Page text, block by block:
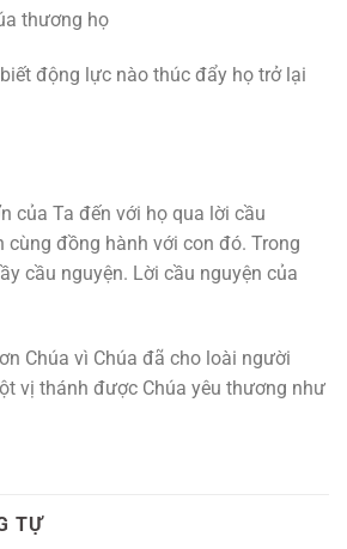
thương họ
động lực nào thúc đẩy họ trở lại
của Ta đến với họ qua lời cầu
cùng đồng hành với con đó. Trong
cầu nguyện. Lời cầu nguyện của
Chúa vì Chúa đã cho loài người
vị thánh được Chúa yêu thương như
TỰ